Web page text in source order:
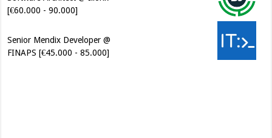
Senior Mendix Developer @
Cybersecurity Engineer (IAM) @